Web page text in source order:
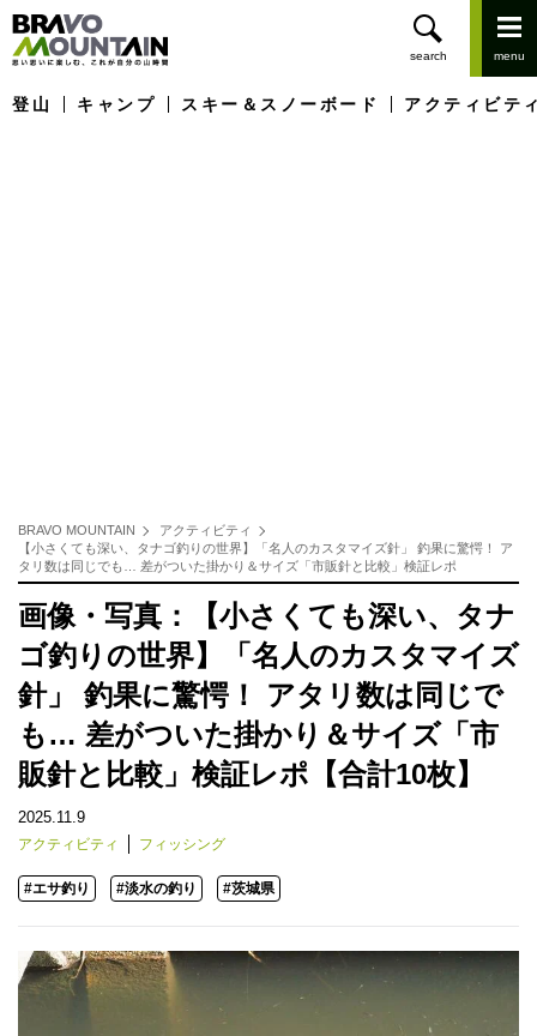
登山 キャンプ スキー＆スノーボード アクティビテ
BRAVO MOUNTAIN
アクティビティ
【小さくても深い、タナゴ釣りの世界】「名人のカスタマイズ針」 釣果に驚愕！ ア
タリ数は同じでも… 差がついた掛かり＆サイズ「市販針と比較」検証レポ
画像・写真：【小さくても深い、タナ
ゴ釣りの世界】「名人のカスタマイズ
針」 釣果に驚愕！ アタリ数は同じで
も… 差がついた掛かり＆サイズ「市
販針と比較」検証レポ【合計10枚】
2025.11.9
アクティビティ フィッシング
#エサ釣り #淡水の釣り #茨城県